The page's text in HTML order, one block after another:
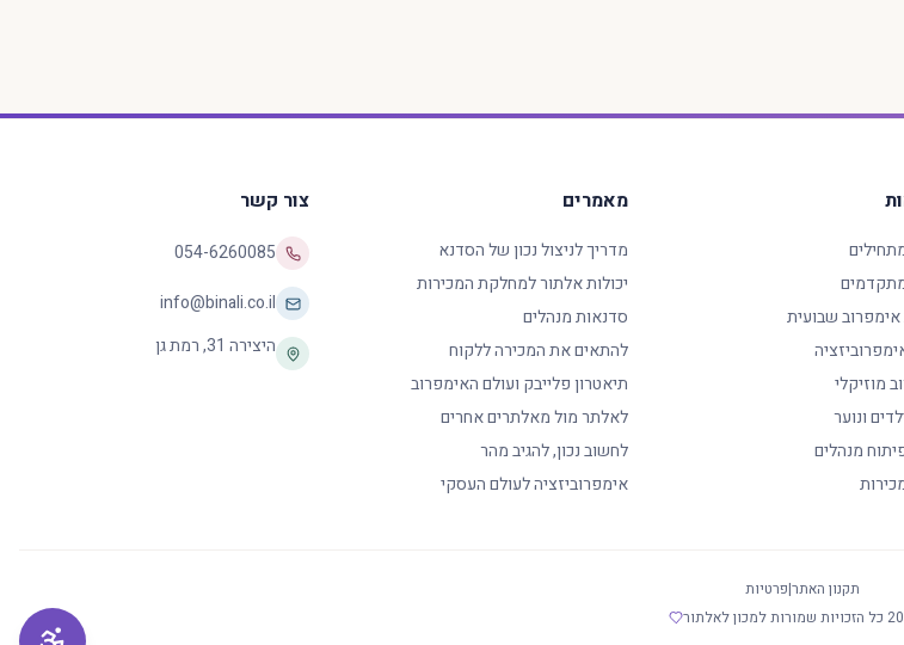
שבועית
מוזיקלי
ונוער
מנהלים
מאמרים
מדריך לניצול נכון של הסדנא
יכולות אלתור למחלקת המכירות
סדנאות מנהלים
להתאים את המכירה ללקוח
תיאטרון פלייבק ועולם האימפרוב
לאלתר מול מאלתרים אחרים
לחשוב נכון, להגיב מהר
אימפרוביזציה לעולם העסקי
צור קשר
054-6260085
info@binali.co.il
היצירה 31
,רמת גן
תקנון האתר|פרטיות